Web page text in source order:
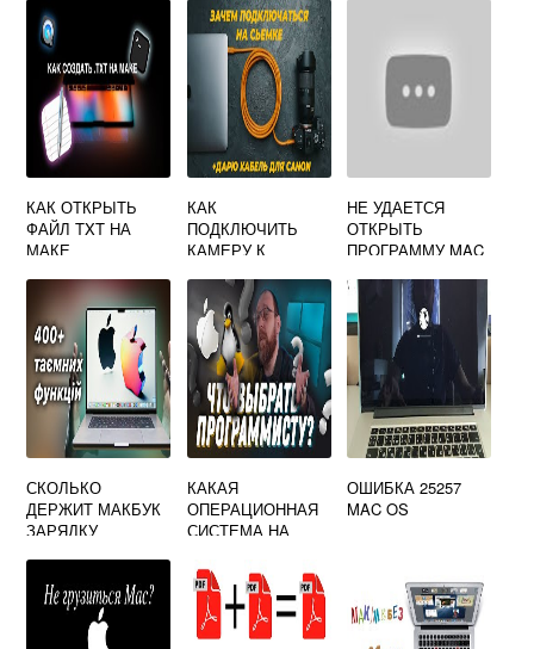
КАК ОТКРЫТЬ
ФАЙЛ TXT НА
МАКЕ
КАК
ПОДКЛЮЧИТЬ
КАМЕРУ К
HDMI
НЕ УДАЕТСЯ
ОТКРЫТЬ
ПРОГРАММУ MAC
СКОЛЬКО
ДЕРЖИТ МАКБУК
ЗАРЯДКУ
КАКАЯ
ОПЕРАЦИОННАЯ
СИСТЕМА НА
ОШИБКА 25257
MAC OS